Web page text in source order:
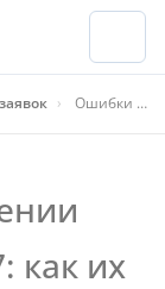
› Ошибки при применении постановления №617: как их избежать?
как их